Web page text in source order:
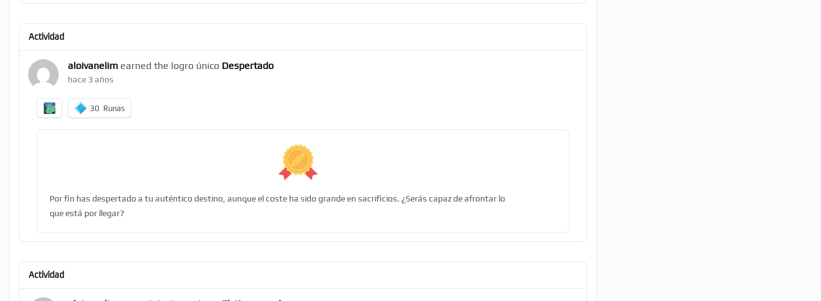
Actividad
aloivanelim earned the logro único Despertado
hace 3 años
30 Runas
Por fin has despertado a tu auténtico destino, aunque el coste ha sido grande en sacrificios. ¿Serás capaz de afrontar lo
que está por llegar?
Actividad